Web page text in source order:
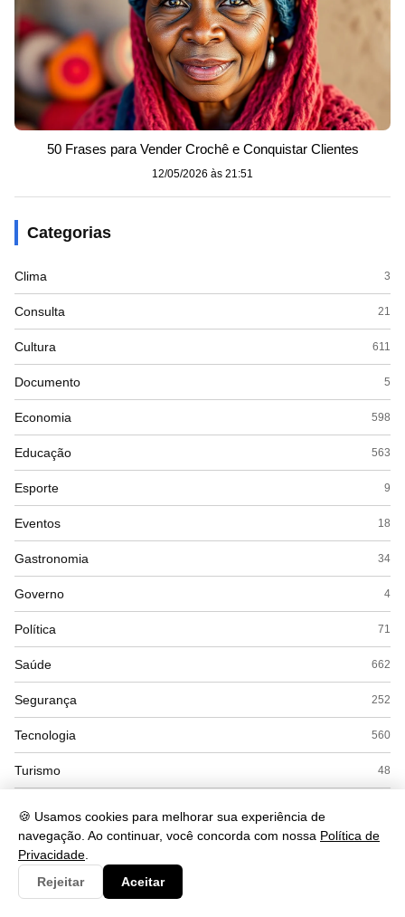
🍪 Usamos cookies para melhorar sua experiência de
navegação. Ao continuar, você concorda com nossa Política de
Privacidade
Rejeitar
Aceitar
50 Frases para Vender Crochê e Conquistar Clientes
12/05/2026 às 21:51
Categorias
Clima 3
Consulta 21
Cultura 611
Documento 5
Economia 598
Educação 563
Esporte 9
Eventos 18
Gastronomia 34
Governo 4
Política 71
Saúde 662
Segurança 252
Tecnologia 560
Turismo 48